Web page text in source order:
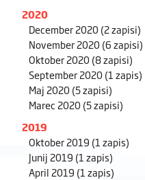
2020
December 2020(2 zapisi)
November 2020(6 zapisi)
Oktober 2020(8 zapisi)
September 2020(1 zapis)
Maj 2020(5 zapisi)
Marec 2020(5 zapisi)
2019
Oktober 2019 (1 zapis)
Junij 2019 (1 zapis)
April 2019 (1 zapis)